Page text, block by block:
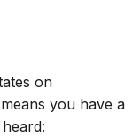
on
you have a